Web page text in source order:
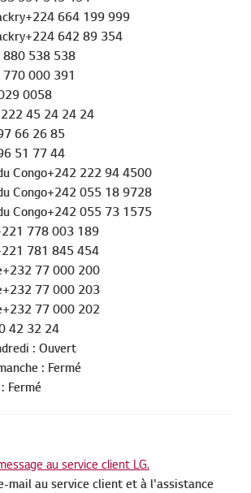
664 199 999
642 89 354
880 538 538
000 391
0058
45 24 24 24
66 26 85
51 77 44
Congo+242 222 94 4500
Congo+242 055 18 9728
Congo+242 055 73 1575
778 003 189
781 845 454
77 000 200
77 000 203
77 000 202
42 32 24
: Ouvert
: Fermé
Fermé
au service client LG.
mail au service client et à l'assistance